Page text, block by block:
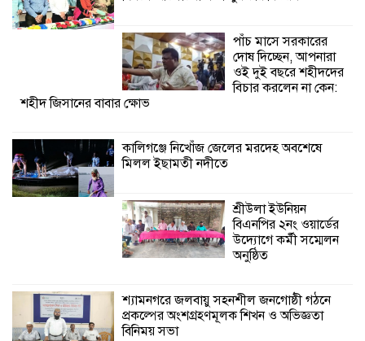
অনুষ্ঠিত
শ্যামনগরে জলবায়ু সহনশীল জনগোষ্ঠী গঠনে
প্রকল্পের অংশগ্রহণমূলক শিখন ও অভিজ্ঞতা
শ্যামনগরে বনবিভাগ ও সিএমসির সাথে
পাঁচ মাসে সরকারের
দোষ দিচ্ছেন, আপনারা
ওই দুই বছরে শহীদদের
বিচার করলেন না কেন:
শহীদ জিসানের বাবার ক্ষোভ
কালিগঞ্জে নিখোঁজ জেলের মরদেহ অবশেষে
মিলল ইছামতী নদীতে
শ্রীউলা ইউনিয়ন
বিএনপির ২নং ওয়ার্ডের
উদ্যোগে কর্মী সম্মেলন
অনুষ্ঠিত
শ্যামনগরে জলবায়ু সহনশীল জনগোষ্ঠী গঠনে
প্রকল্পের অংশগ্রহণমূলক শিখন ও অভিজ্ঞতা
বিনিময় সভা